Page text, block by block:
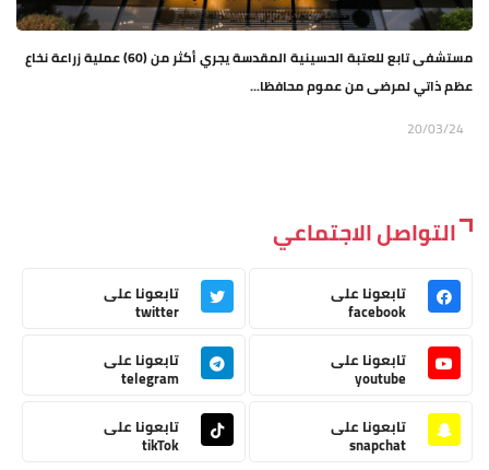
مستشفى تابع للعتبة الحسينية المقدسة يجري أكثر من (60) عملية زراعة نخاع
عظم ذاتي لمرضى من عموم محافظا...
20/03/24
التواصل الاجتماعي
تابعونا على
facebook
تابعونا على
twitter
تابعونا على
youtube
تابعونا على
telegram
تابعونا على
snapchat
تابعونا على
tikTok